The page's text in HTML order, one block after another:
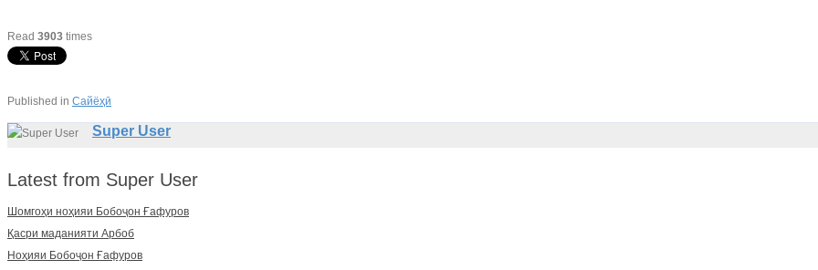
Read 3903 times
Published in Сайёҳӣ
Super User
Latest from Super User
Шомгоҳи ноҳияи Бобоҷон Ғафуров
Қасри маданияти Арбоб
Ноҳияи Бобоҷон Ғафуров